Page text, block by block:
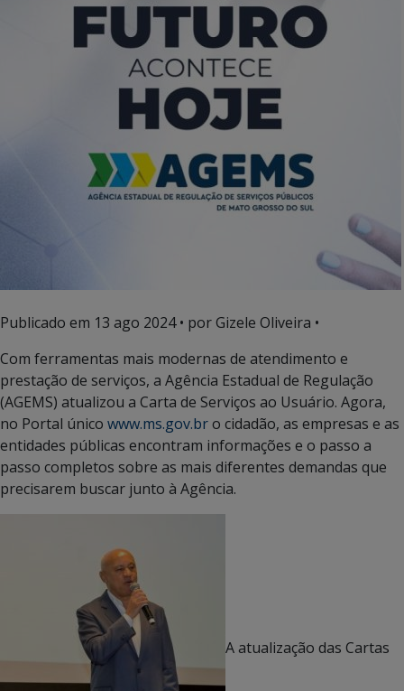
Publicado em 13 ago 2024• por Gizele Oliveira •
Com ferramentas mais modernas de atendimento e
prestação de serviços, a Agência Estadual de Regulação
(AGEMS) atualizou a Carta de Serviços ao Usuário. Agora,
no Portal único www.ms.gov.bro cidadão, as empresas e as
entidades públicas encontram informações e o passo a
passo completos sobre as mais diferentes demandas que
precisarem buscar junto à Agência.
A atualização das Cartas